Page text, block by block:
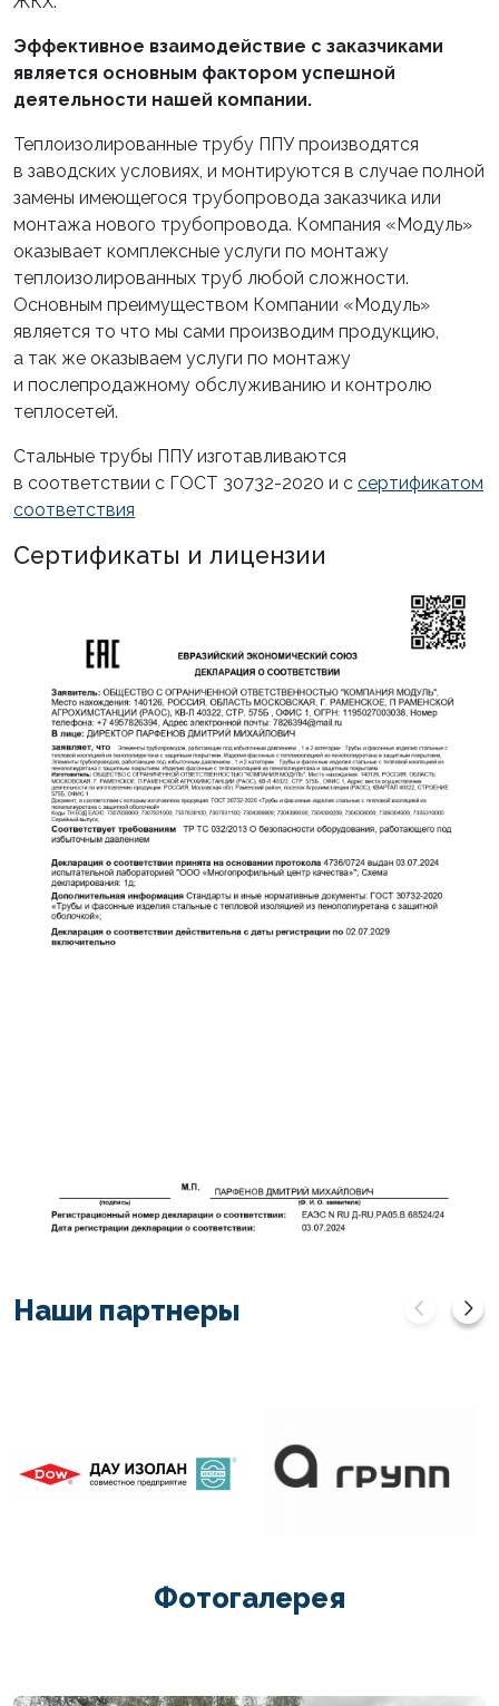
Эффективное взаимодействие с заказчиками
является основным фактором успешной
деятельности нашей компании.
Теплоизолированные трубу ППУ производятся
в заводских условиях, и монтируются в случае полной
замены имеющегося трубопровода заказчика или
монтажа нового трубопровода. Компания «Модуль»
оказывает комплексные услуги по монтажу
теплоизолированных труб любой сложности.
Основным преимуществом Компании «Модуль»
является то что мы сами производим продукцию,
а так же оказываем услуги по монтажу
и послепродажному обслуживанию и контролю
теплосетей.
Стальные трубы ППУ изготавливаются
в соответствии с ГОСТ 30732-2020 и с сертификатом
соответствия
Сертификаты и лицензии
Наши партнеры
Фотогалерея